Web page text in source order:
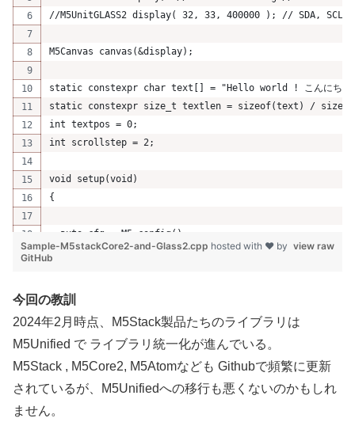
//M5UnitGLASS2 display( 32, 33, 400000 ); // SDA,
M5Canvas canvas(&display);
static constexpr char text[] = "Hello world ! こんにちは世界！
static constexpr size_t textlen = sizeof(text) /
int textpos = 0;
int scrollstep = 2;
void setup(void)
{
  auto cfg = M5.config();
  delay(500);                // Delay 500ms.
  M5.Lcd.fillScreen(RED);
  delay(500);
  M5.Lcd.fillScreen(GREEN);
  M5.Lcd.fillScreen(BLUE);
  delay(500);
view raw
Sample-M5stackCore2-and-Glass2.cpp hosted with ❤ by
GitHub
今回の教訓
2024年2月時点、M5Stack製品たちのライブラリは
M5Unified で ライブラリ統一化が進んでいる。
M5Stack , M5Core2, M5Atomなども Githubで頻繁に更新
されているが、M5Unifiedへの移行も悪くないのかもしれ
ません。